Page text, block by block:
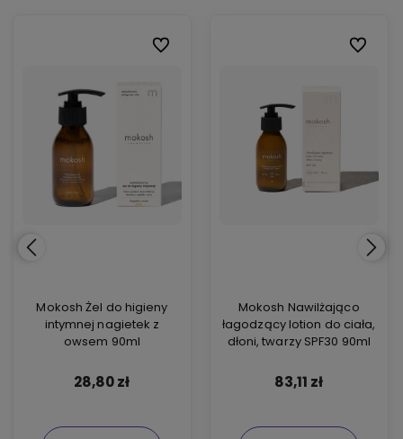
Mokosh Żel do higieny
intymnej nagietek z
owsem 90ml
28,80 zł
Do ulubionych
Do ulubionych
Mokosh Nawilżająco
łagodzący lotion do ciała,
dłoni, twarzy SPF30 90ml
83,11 zł
Do
Do